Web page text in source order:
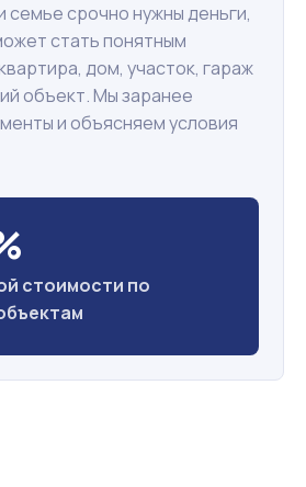
семье срочно нужны деньги,
стать понятным
дом, участок, гараж
объект. Мы заранее
и объясняем условия
стоимости по